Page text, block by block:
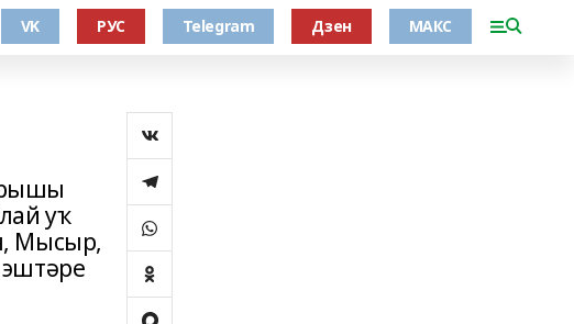
VK РУС Telegram Дзен МАКС
уҡ
Мысыр,
эштәре